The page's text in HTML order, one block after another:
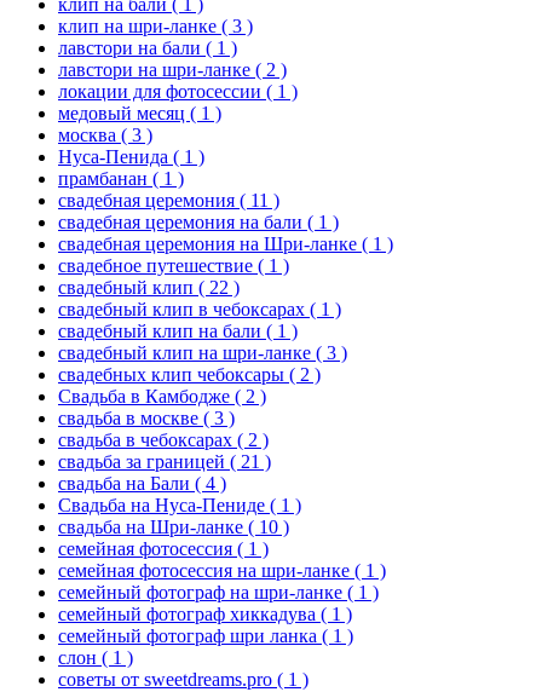
клип на шри-ланке ( 3 )
лавстори на бали ( 1 )
лавстори на шри-ланке ( 2 )
локации для фотосессии ( 1 )
медовый месяц ( 1 )
москва ( 3 )
Нуса-Пенида ( 1 )
прамбанан ( 1 )
свадебная церемония ( 11 )
свадебная церемония на бали ( 1 )
свадебная церемония на Шри-ланке ( 1 )
свадебное путешествие ( 1 )
свадебный клип ( 22 )
свадебный клип в чебоксарах ( 1 )
свадебный клип на бали ( 1 )
свадебный клип на шри-ланке ( 3 )
свадебных клип чебоксары ( 2 )
Свадьба в Камбодже ( 2 )
свадьба в москве ( 3 )
свадьба в чебоксарах ( 2 )
свадьба за границей ( 21 )
свадьба на Бали ( 4 )
Свадьба на Нуса-Пениде ( 1 )
свадьба на Шри-ланке ( 10 )
семейная фотосессия ( 1 )
семейная фотосессия на шри-ланке ( 1 )
семейный фотограф на шри-ланке ( 1 )
семейный фотограф хиккадува ( 1 )
семейный фотограф шри ланка ( 1 )
слон ( 1 )
советы от sweetdreams.pro ( 1 )